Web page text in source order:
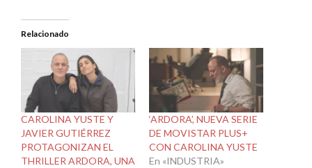
Relacionado
CAROLINA YUSTE Y
JAVIER GUTIÉRREZ
PROTAGONIZAN EL
THRILLER ARDORA, UNA
‘ARDORA’, NUEVA SERIE
DE MOVISTAR PLUS+
CON CAROLINA YUSTE
En «INDUSTRIA»